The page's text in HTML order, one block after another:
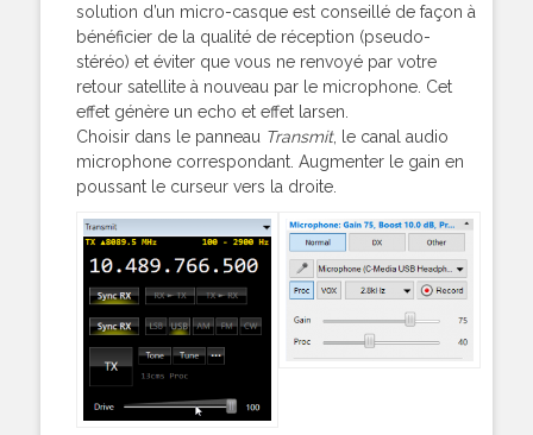
solution d’un micro-casque est conseillé de façon à
bénéficier de la qualité de réception (pseudo-
stéréo) et éviter que vous ne renvoyé par votre
retour satellite à nouveau par le microphone. Cet
effet génère un echo et effet larsen.
Choisir dans le panneau Transmit, le canal audio
microphone correspondant. Augmenter le gain en
poussant le curseur vers la droite.